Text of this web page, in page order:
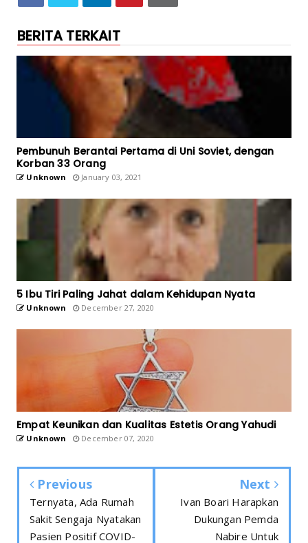
BERITA TERKAIT
Pembunuh Berantai Pertama di Uni Soviet, dengan
Korban 33 Orang
Unknown January 03, 2021
5 Ibu Tiri Paling Jahat dalam Kehidupan Nyata
Unknown December 27, 2020
Empat Keunikan dan Kualitas Estetis Orang Yahudi
Unknown December 07, 2020
Previous
Ternyata, Ada Rumah
Sakit Sengaja Nyatakan
Pasien Positif COVID-
Next
Ivan Boari Harapkan
Dukungan Pemda
Nabire Untuk